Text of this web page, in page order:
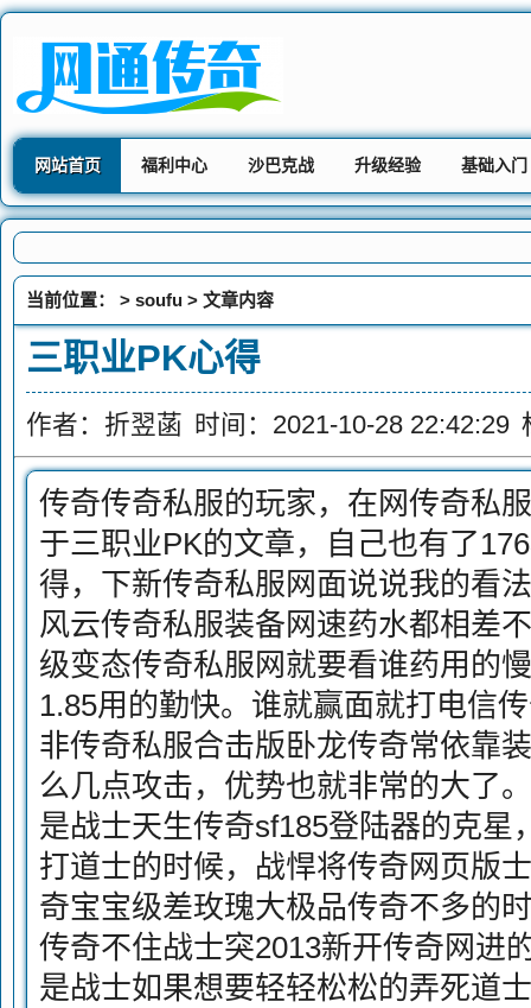
网站首页 福利中心 沙巴克战 升级经验 基础入门
当前位置： > soufu > 文章内容
三职业PK心得
作者：折翌菡 时间：2021-10-28 22:42:29
传奇传奇私服的玩家，在网传奇私
于三职业PK的文章，自己也有了
得，下新传奇私服网面说说我的看
风云传奇私服装备网速药水都相差
级变态传奇私服网就要看谁药用的
1.85用的勤快。谁就赢面就打电信
非传奇私服合击版卧龙传奇常依靠
么几点攻击，优势也就非常的大了
是战士天生传奇sf185登陆器的克星
打道士的时候，战悍将传奇网页版
奇宝宝级差玫瑰大极品传奇不多的
传奇不住战士突2013新开传奇网进
是战士如果想要轻轻松松的弄死道